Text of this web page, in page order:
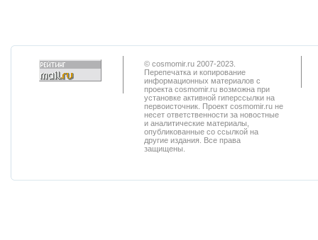
© cosmomir.ru 2007-2023.
Перепечатка и копирование
информационных материалов с
проекта cosmomir.ru возможна при
установке активной гиперссылки на
первоисточник. Проект cosmomir.ru не
несет ответственности за новостные
и аналитические материалы,
опубликованные со ссылкой на
другие издания. Все права
защищены.